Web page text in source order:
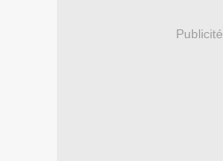
Publicité